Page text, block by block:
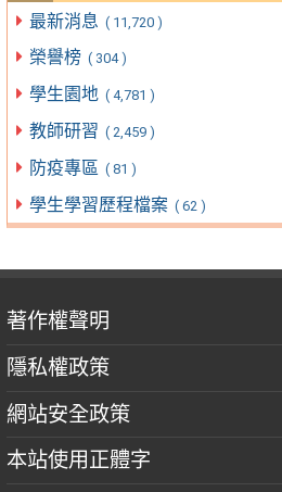
最新消息 ( 11,720 )
榮譽榜 ( 304 )
學生園地 ( 4,781 )
教師研習 ( 2,459 )
防疫專區 ( 81 )
學生學習歷程檔案 ( 62 )
著作權聲明
隱私權政策
網站安全政策
本站使用正體字